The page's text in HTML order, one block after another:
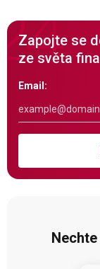
Zapojte se
ze světa
Email: